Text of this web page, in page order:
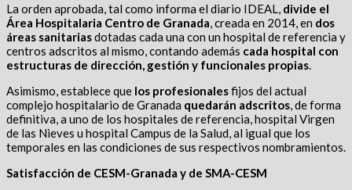
La orden aprobada, tal como informa el diario IDEAL, divide el
Área Hospitalaria Centro de Granada, creada en 2014, en dos
áreas sanitariasdotadas cada una con un hospital de referencia y
centros adscritos al mismo, contando además cada hospital con
estructuras de dirección, gestión y funcionales propias.
Asimismo, establece que los profesionalesfijos del actual
complejo hospitalario de Granada quedarán adscritos, de forma
definitiva, a uno de los hospitales de referencia, hospital Virgen
de las Nieves u hospital Campus de la Salud, al igual que los
temporales en las condiciones de sus respectivos nombramientos.
Satisfacción de CESM-Granada y de SMA-CESM